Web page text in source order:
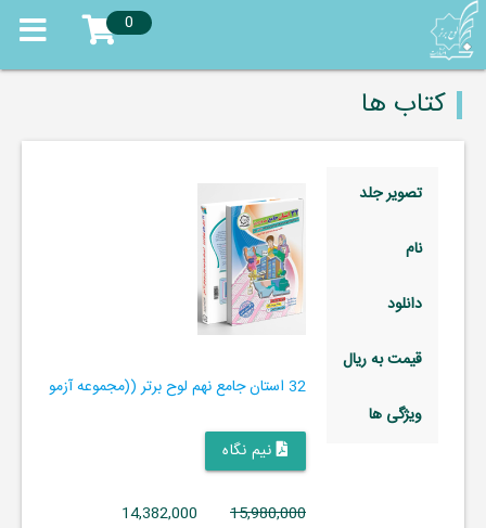
0
کتاب ها
تصویر جلد
نام
دانلود
قیمت به ریال
ویژگی ها
32 استان جامع نهم لوح برتر ((مجموعه آزمون‌های وروردی دبیرستان‌های نمونه‌دولتی 31 استان کشور+ فیلم‌های آموزشی +سامانۀ آزمون ساز آنلاین))
نیم نگاه
15,980,000
14,382,000